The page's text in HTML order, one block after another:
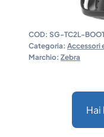
COD: SG-TC2L-
Categoria: Accessori
Marchio: Zebra